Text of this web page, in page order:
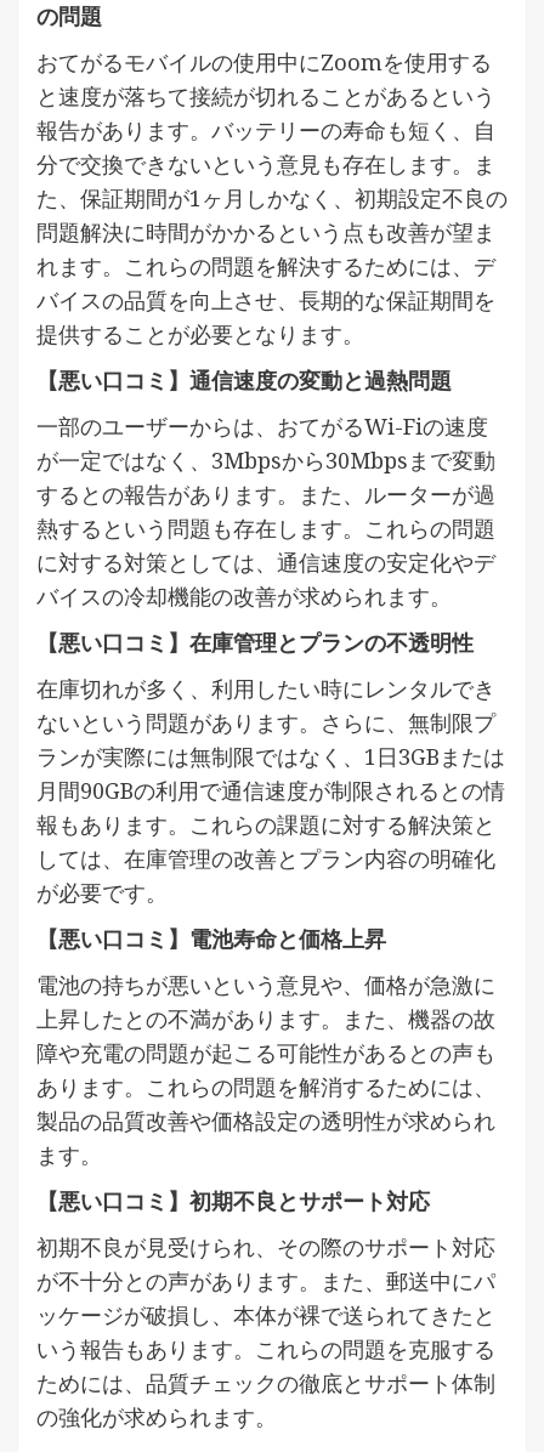
の問題
おてがるモバイルの使用中にZoomを使用する
と速度が落ちて接続が切れることがあるという
報告があります。バッテリーの寿命も短く、自
分で交換できないという意見も存在します。ま
た、保証期間が1ヶ月しかなく、初期設定不良の
問題解決に時間がかかるという点も改善が望ま
れます。これらの問題を解決するためには、デ
バイスの品質を向上させ、長期的な保証期間を
提供することが必要となります。
【悪い口コミ】通信速度の変動と過熱問題
一部のユーザーからは、おてがるWi-Fiの速度
が一定ではなく、3Mbpsから30Mbpsまで変動
するとの報告があります。また、ルーターが過
熱するという問題も存在します。これらの問題
に対する対策としては、通信速度の安定化やデ
バイスの冷却機能の改善が求められます。
【悪い口コミ】在庫管理とプランの不透明性
在庫切れが多く、利用したい時にレンタルでき
ないという問題があります。さらに、無制限プ
ランが実際には無制限ではなく、1日3GBまたは
月間90GBの利用で通信速度が制限されるとの情
報もあります。これらの課題に対する解決策と
しては、在庫管理の改善とプラン内容の明確化
が必要です。
【悪い口コミ】電池寿命と価格上昇
電池の持ちが悪いという意見や、価格が急激に
上昇したとの不満があります。また、機器の故
障や充電の問題が起こる可能性があるとの声も
あります。これらの問題を解消するためには、
製品の品質改善や価格設定の透明性が求められ
ます。
【悪い口コミ】初期不良とサポート対応
初期不良が見受けられ、その際のサポート対応
が不十分との声があります。また、郵送中にパ
ッケージが破損し、本体が裸で送られてきたと
いう報告もあります。これらの問題を克服する
ためには、品質チェックの徹底とサポート体制
の強化が求められます。